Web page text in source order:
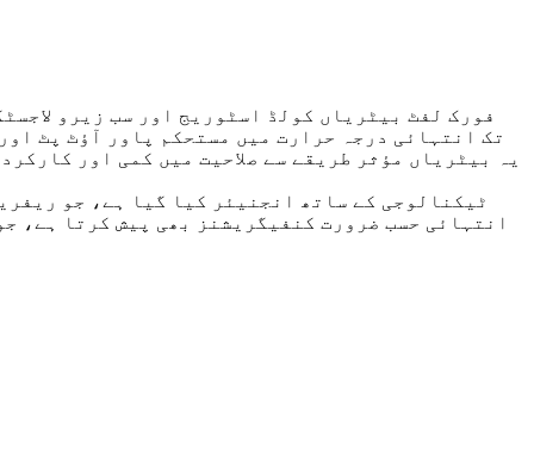
یہ بیٹریاں مؤثر طریقے سے صلاحیت میں کمی اور